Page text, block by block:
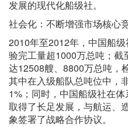
发展的现代化船级社。
社会化：不断增强市场核心
2010年至2012年，中国船
验完工量超1000万总吨；截
达12508艘、8800万总吨，
其中在入级船队总吨位中，
1%；同时，中国船级社在
取得了长足发展，与航运、
象签署了战略合作协议。